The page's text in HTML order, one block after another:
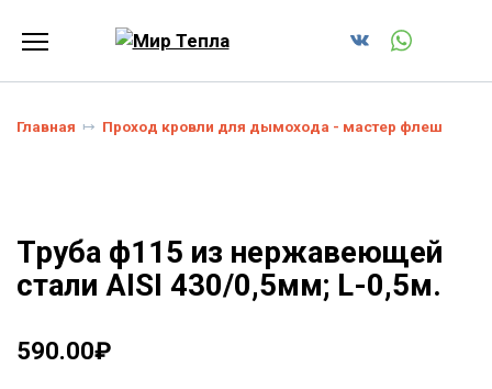
Главная Проход кровли для дымохода - мастер флеш
Труба ф115 из нержавеющей
стали AISI 430/0,5мм; L-0,5м.
590.00₽